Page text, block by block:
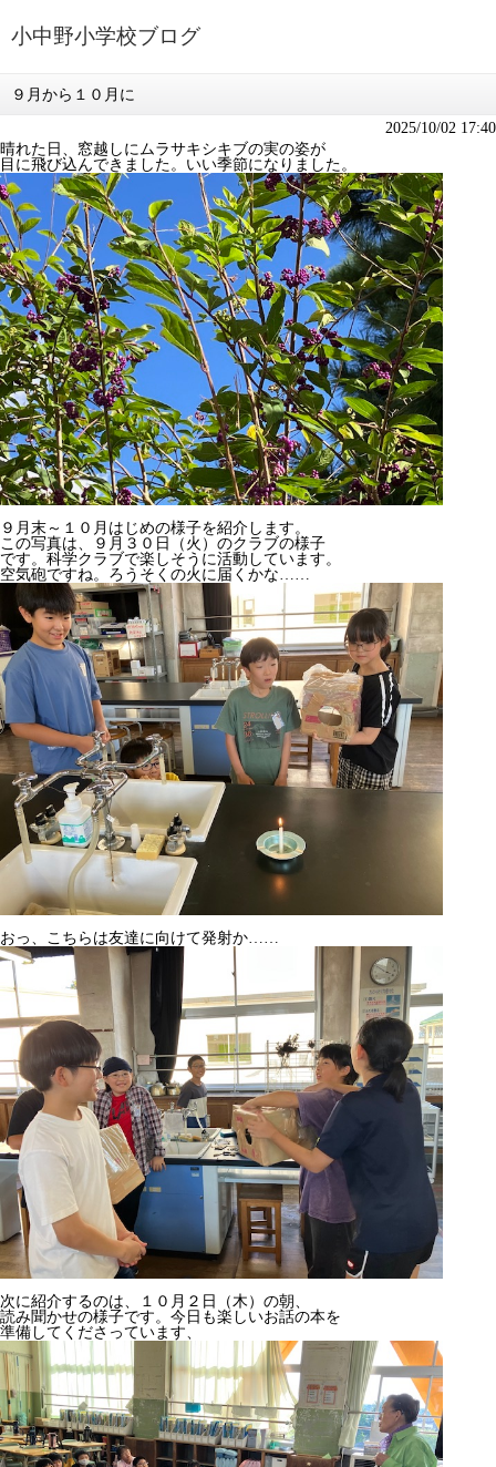
小中野小学校ブログ
９月から１０月に
2025/10/02 17:40
晴れた日、窓越しにムラサキシキブの実の姿が
目に飛び込んできました。いい季節になりました。
９月末～１０月はじめの様子を紹介します。
この写真は、９月３０日（火）のクラブの様子
です。科学クラブで楽しそうに活動しています。
空気砲ですね。ろうそくの火に届くかな……
おっ、こちらは友達に向けて発射か……
次に紹介するのは、１０月２日（木）の朝、
読み聞かせの様子です。今日も楽しいお話の本を
準備してくださっています、